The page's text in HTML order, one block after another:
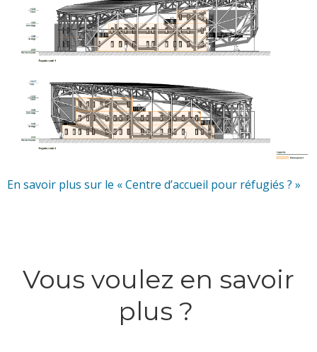
En savoir plus sur le « Centre d’accueil pour réfugiés ? »
Vous voulez en savoir
plus ?